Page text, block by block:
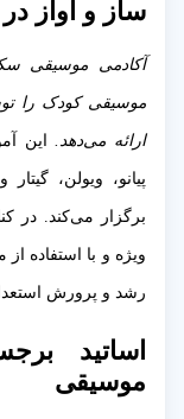
ساز و آواز
آکادمی موسیقی
موسیقی کودک را
ارائه می‌دهد.این
پیانو، ویولن،
برگزار می‌کند. در
ویژه و با استفاده
رشد و پرورش
اساتید
موسیقی